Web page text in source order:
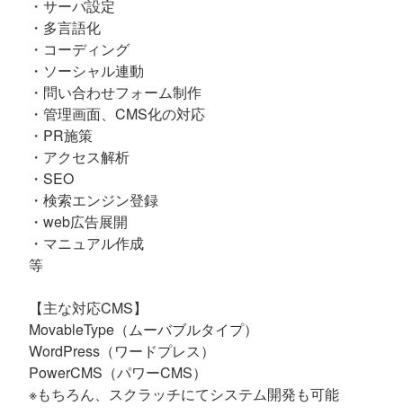
・サーバ設定
・多言語化
・コーディング
・ソーシャル連動
・問い合わせフォーム制作
・管理画面、CMS化の対応
・PR施策
・アクセス解析
・SEO
・検索エンジン登録
・web広告展開
・マニュアル作成
等
【主な対応CMS】
MovableType（ムーバブルタイプ）
WordPress（ワードプレス）
PowerCMS（パワーCMS）
※もちろん、スクラッチにてシステム開発も可能